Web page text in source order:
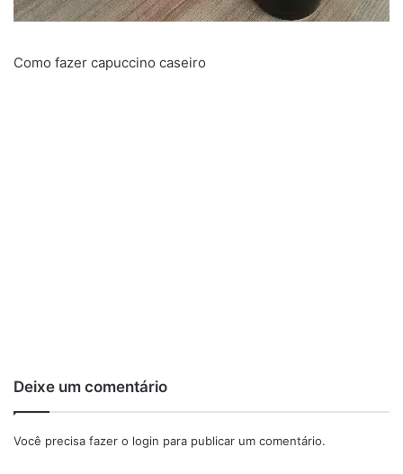
Como fazer capuccino caseiro
Deixe um comentário
Você precisa fazer o login para publicar um comentário.